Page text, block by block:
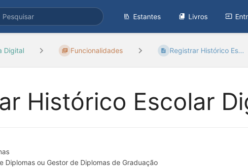
Estantes Livros
Digital Funcionalidades Registrar Histórico Es...
Histórico Escolar
Diplomas ou Gestor de Diplomas de Graduação